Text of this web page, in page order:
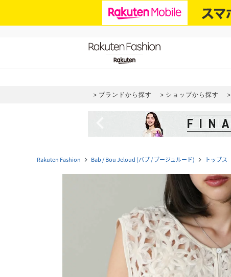
ブランドから探す ショップから探す
Rakuten Fashion navigate_next Bab / Bou Jeloud (バブ / ブージュルード) navigate_next トップス